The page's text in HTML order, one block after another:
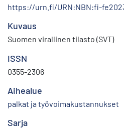
https://urn.fi/URN:NBN:fi-
Kuvaus
Suomen virallinen tilasto (SVT)
ISSN
0355-2306
Aihealue
palkat ja työvoimakustannukset
Sarja